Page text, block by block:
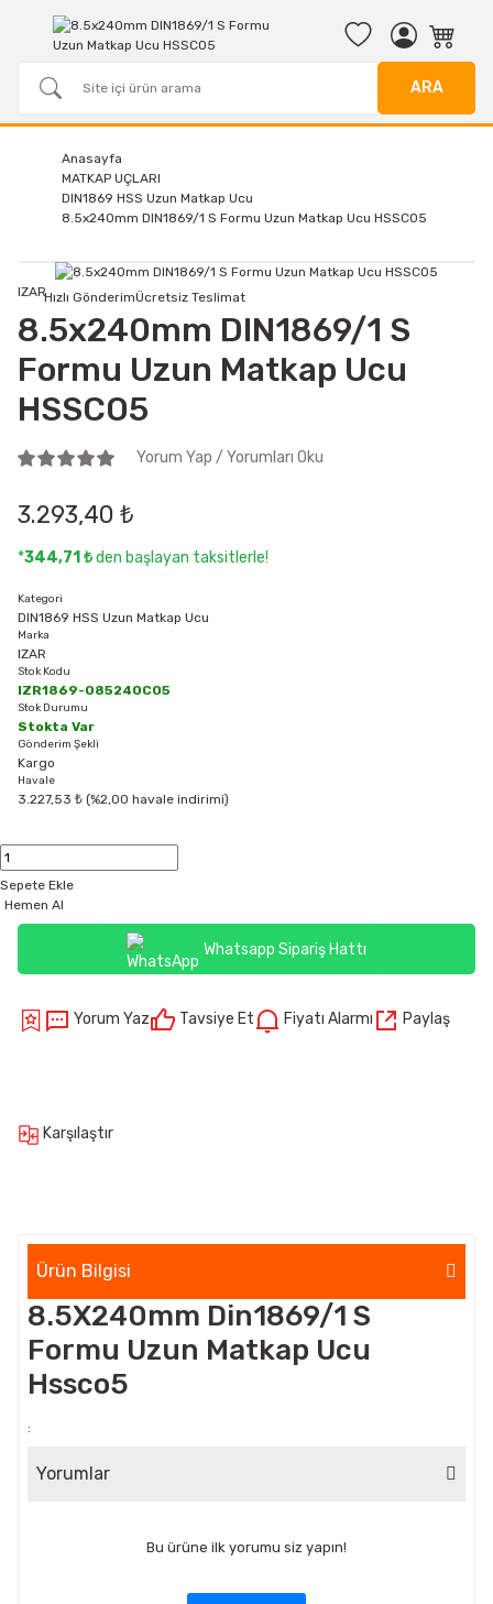
ARA
Anasayfa
MATKAP UÇLARI
DIN1869 HSS Uzun Matkap Ucu
8.5x240mm DIN1869/1 S Formu Uzun Matkap Ucu HSSCO5
Hızlı GönderimÜcretsiz Teslimat
IZAR
8.5x240mm DIN1869/1 S
Formu Uzun Matkap Ucu
HSSCO5
Yorum Yap / Yorumları Oku
3.293,40 ₺
*344,71 ₺den başlayan taksitlerle!
Kategori
DIN1869 HSS Uzun Matkap Ucu
Marka
IZAR
Stok Kodu
IZR1869-085240CO5
Stok Durumu
Stokta Var
Gönderim Şekli
Kargo
Havale
3.227,53 ₺ (%2,00 havale indirimi)
Sepete Ekle
Hemen Al
Whatsapp Sipariş Hattı
Yorum Yaz Tavsiye Et Fiyatı Alarmı Paylaş
Karşılaştır
Ürün Bilgisi
8.5X240mm Din1869/1 S
Formu Uzun Matkap Ucu
Hssco5
:
Yorumlar
Bu ürüne ilk yorumu siz yapın!